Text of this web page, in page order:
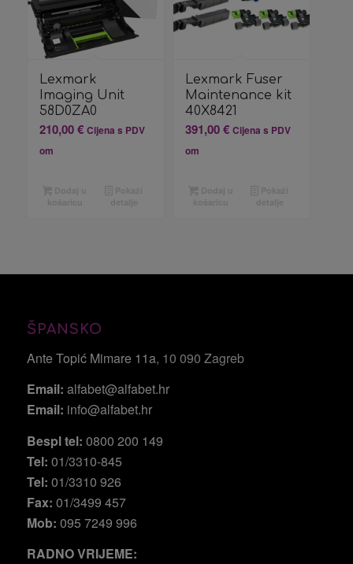
Lexmark
Imaging Unit
58D0ZA0
210,00€ Cijena s PDV
om
Lexmark Fuser
Maintenance kit
40X8421
391,00€ Cijena s PDV
om
ŠPANSKO
Ante Topić Mimare 11a, 10 090 Zagreb
Email: alfabet@alfabet.hr
Email: info@alfabet.hr
Bespl tel: 0800 200 149
Tel: 01/3310-845
Tel: 01/3310 926
Fax: 01/3499 457
Mob: 095 7249 996
RADNO VRIJEME: